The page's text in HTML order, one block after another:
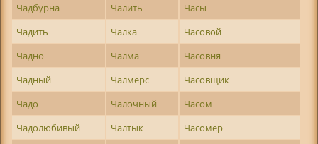
Чадбурна
Чалить
Часы
Чадить
Чалка
Часовой
Чадно
Чалма
Часовня
Чадный
Чалмерс
Часовщик
Чадо
Чалочный
Часом
Чадолюбивый
Чалтык
Часомер